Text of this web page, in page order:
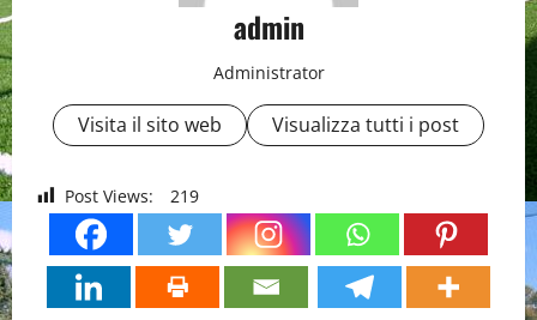
admin
Administrator
Visita il sito web Visualizza tutti i post
Post Views: 219